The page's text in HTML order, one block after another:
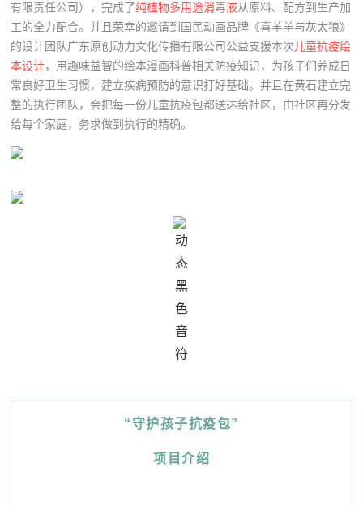
有限责任公司），完成了纯植物多用途消毒液从原料、配方到生产加
工的全力配合。并且荣幸的邀请到国民动画品牌《喜羊羊与灰太狼》
的设计团队广东原创动力文化传播有限公司公益支援本次儿童抗疫绘
本设计，用趣味益智的绘本漫画科普相关防疫知识，为孩子们养成日
常良好卫生习惯，建立疾病预防的意识打好基础。并且在黄石建立完
整的执行团队，会把每一份儿童抗疫包都送达给社区，由社区再分发
给每个家庭，务求做到执行的精确。
“守护孩子抗疫包”
项目介绍